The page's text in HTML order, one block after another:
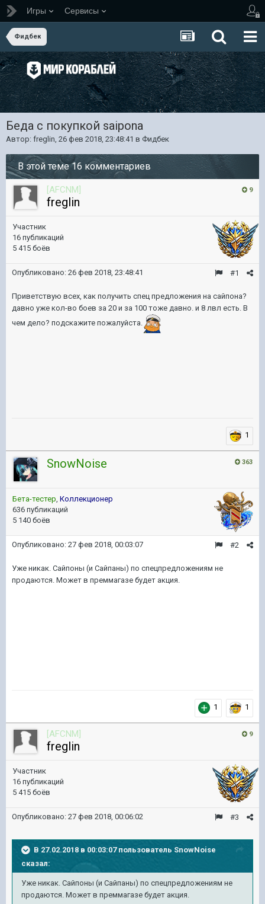
Игры Сервисы
Фидбек
Беда с покупкой saipona
Автор: freglin, 26 фев 2018, 23:48:41 в Фидбек
В этой теме 16 комментариев
9
[AFCNM]
freglin
Участник
16 публикаций
5 415 боёв
#1
Опубликовано: 26 фев 2018, 23:48:41
Приветствую всех, как получить спец предложения на сайпона?
давно уже кол-во боев за 20 и за 100 тоже давно. и 8 лвл есть. В
чем дело? подскажите пожалуйста.
1
363
SnowNoise
Бета-тестер, Коллекционер
636 публикаций
5 140 боёв
#2
Опубликовано: 27 фев 2018, 00:03:07
Уже никак. Сайпоны (и Сайпаны) по спецпредложениям не
продаются. Может в преммагазе будет акция.
1 1
9
[AFCNM]
freglin
Участник
16 публикаций
5 415 боёв
#3
Опубликовано: 27 фев 2018, 00:06:02
В 27.02.2018 в 00:03:07 пользователь SnowNoise
сказал:
Уже никак. Сайпоны (и Сайпаны) по спецпредложениям не
продаются. Может в преммагазе будет акция.